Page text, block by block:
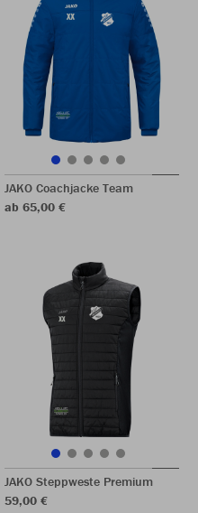
JAKO Coachjacke Team
ab 65,00 €
JAKO Steppweste Premium
59,00 €